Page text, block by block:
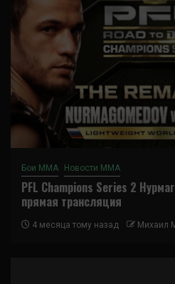
Бои ММА Новости ММА
PFL Champions Series 2
прямая трансляция
4 месяца тому назад Михаил